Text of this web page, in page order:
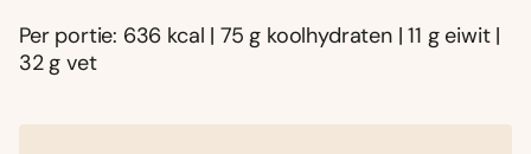
Per portie: 636 kcal | 75 g koolhydraten | 11 g eiwit |
32 g vet